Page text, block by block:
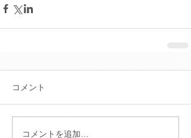
コメント
コメントを追加…